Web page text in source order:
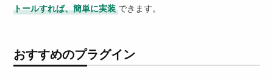
トールすれば、簡単に実装 できます。
おすすめのプラグイン